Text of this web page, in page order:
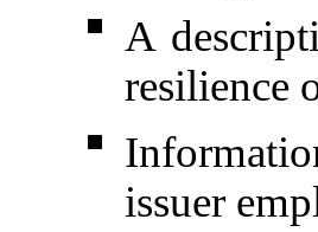
A
resilience
issuer